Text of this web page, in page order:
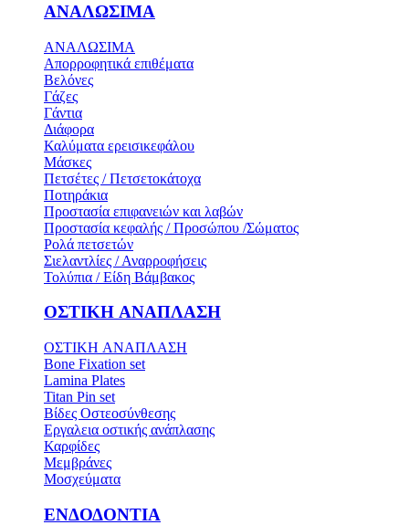
ΑΝΑΛΩΣΙΜΑ
ΑΝΑΛΩΣΙΜΑ
Απορροφητικά επιθέματα
Βελόνες
Γάζες
Γάντια
Διάφορα
Καλύματα ερεισικεφάλου
Μάσκες
Πετσέτες / Πετσετοκάτοχα
Ποτηράκια
Προστασία επιφανειών και λαβών
Προστασία κεφαλής / Προσώπου /Σώματος
Ρολά πετσετών
Σιελαντλίες / Αναρροφήσεις
Τολύπια / Είδη Βάμβακος
ΟΣΤΙΚH ΑΝΑΠΛΑΣH
ΟΣΤΙΚH ΑΝΑΠΛΑΣH
Bone Fixation set
Lamina Plates
Titan Pin set
Βίδες Οστεοσύνθεσης
Εργαλεια οστικής ανάπλασης
Καρφίδες
Μεμβράνες
Μοσχεύματα
ΕΝΔΟΔΟΝΤΙΑ